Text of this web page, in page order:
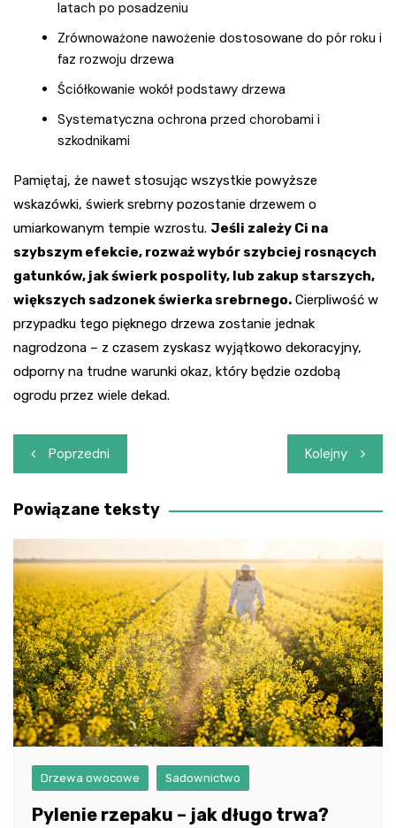
latach po posadzeniu
Zrównoważone nawożenie dostosowane do pór roku i
faz rozwoju drzewa
Ściółkowanie wokół podstawy drzewa
Systematyczna ochrona przed chorobami i
szkodnikami
Pamiętaj, że nawet stosując wszystkie powyższe
wskazówki, świerk srebrny pozostanie drzewem o
umiarkowanym tempie wzrostu. Jeśli zależy Ci na
szybszym efekcie, rozważ wybór szybciej rosnących
gatunków, jak świerk pospolity, lub zakup starszych,
większych sadzonek świerka srebrnego. Cierpliwość w
przypadku tego pięknego drzewa zostanie jednak
nagrodzona – z czasem zyskasz wyjątkowo dekoracyjny,
odporny na trudne warunki okaz, który będzie ozdobą
ogrodu przez wiele dekad.
Nawigacja
wpisu
Poprzedni Kolejny
Powiązane teksty
Drzewa owocowe Sadownictwo
Pylenie rzepaku – jak długo trwa?